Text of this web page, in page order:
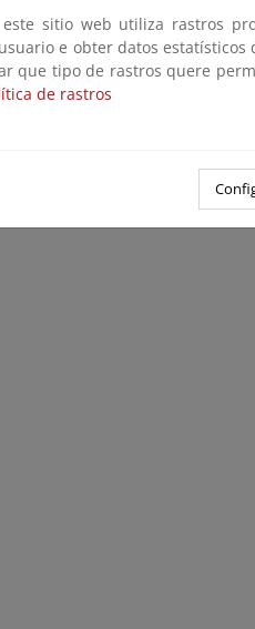
sitio web utiliza rastros
e obter datos estatísticos
que tipo de rastros quere
de rastros